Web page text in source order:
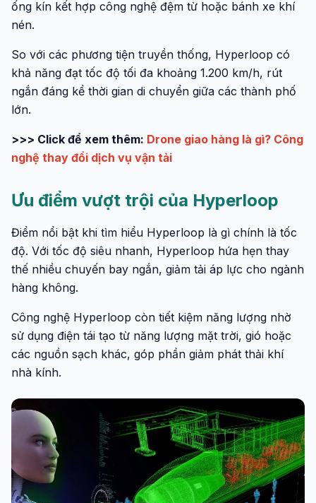
ống kín kết hợp công nghệ đệm từ hoặc bánh xe khí
nén.
So với các phương tiện truyền thống, Hyperloop có
khả năng đạt tốc độ tối đa khoảng 1.200 km/h, rút
ngắn đáng kể thời gian di chuyển giữa các thành phố
lớn.
>>> Click để xem thêm: Drone giao hàng là gì? Công
nghệ thay đổi dịch vụ vận tải
Ưu điểm vượt trội của Hyperloop
Điểm nổi bật khi tìm hiểu Hyperloop là gì chính là tốc
độ. Với tốc độ siêu nhanh, Hyperloop hứa hẹn thay
thế nhiều chuyến bay ngắn, giảm tải áp lực cho ngành
hàng không.
Công nghệ Hyperloop còn tiết kiệm năng lượng nhờ
sử dụng điện tái tạo từ năng lượng mặt trời, gió hoặc
các nguồn sạch khác, góp phần giảm phát thải khí
nhà kính.